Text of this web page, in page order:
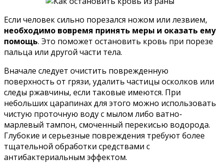
Если человек сильно порезался ножом или лезвием,
необходимо вовремя принять меры и оказать ему
помощь. Это поможет остановить кровь при порезе
пальца или другой части тела.
Вначале следует очистить поврежденную
поверхность от грязи, удалить частицы осколков или
следы ржавчины, если таковые имеются. При
небольших царапинах для этого можно использовать
чистую проточную воду с мылом либо ватно-
марлевый тампон, смоченный перекисью водорода.
Глубокие и серьезные повреждения требуют более
тщательной обработки средствами с
антибактериальным эффектом.